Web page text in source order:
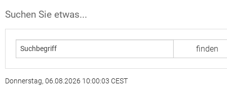
Suchen Sie etwas...
Donnerstag, 06.08.2026 10:00:03 CEST